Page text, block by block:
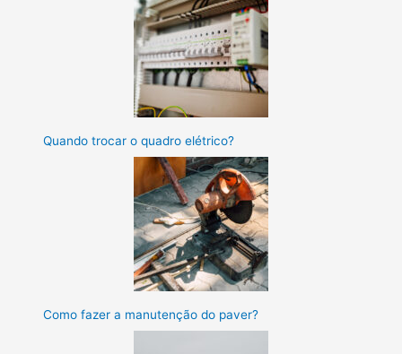
Quando trocar o quadro elétrico?
Como fazer a manutenção do paver?